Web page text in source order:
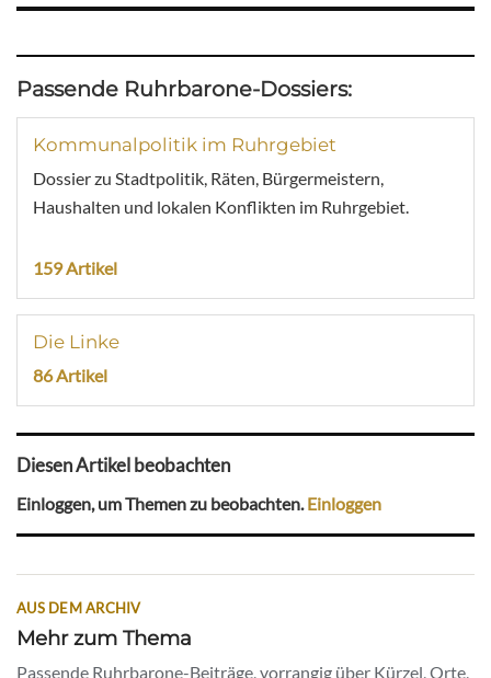
Passende Ruhrbarone-Dossiers:
Kommunalpolitik im Ruhrgebiet
Dossier zu Stadtpolitik, Räten, Bürgermeistern,
Haushalten und lokalen Konflikten im Ruhrgebiet.
159 Artikel
Die Linke
86 Artikel
Diesen Artikel beobachten
Einloggen, um Themen zu beobachten.Einloggen
AUS DEM ARCHIV
Mehr zum Thema
Passende Ruhrbarone-Beiträge, vorrangig über Kürzel, Orte,